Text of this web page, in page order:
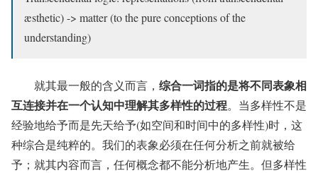
æsthetic) -> matter (to the pure conceptions of the
understanding)
就其最一般的含义而言， 综合一词指的是将不同表象相
互连接并在一个认知中理解其多样性的过程。当多样性不是
经验地给予而是先天给予(如空间和时间中的多样性)时，这
种综合是纯粹的。我们的表象必须在任何分析之前就被给
予；就其内容而言，任何概念都不能分析地产生。但多样性